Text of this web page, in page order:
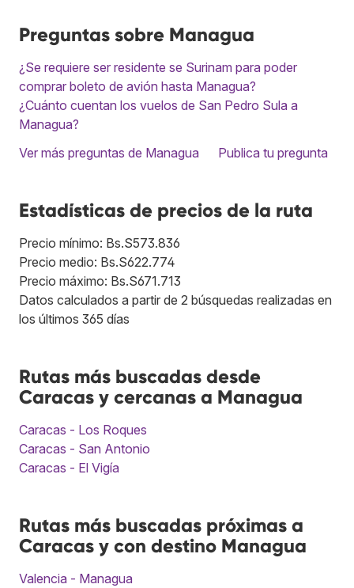
Preguntas sobre Managua
¿Se requiere ser residente se Surinam para poder
comprar boleto de avión hasta Managua?
¿Cuánto cuentan los vuelos de San Pedro Sula a
Managua?
Ver más preguntas de Managua
Publica tu pregunta
Estadísticas de precios de la ruta
Precio mínimo: Bs.S573.836
Precio medio: Bs.S622.774
Precio máximo: Bs.S671.713
Datos calculados a partir de 2 búsquedas realizadas en
los últimos 365 días
Rutas más buscadas desde
Caracas y cercanas a Managua
Caracas - Los Roques
Caracas - San Antonio
Caracas - El Vigía
Rutas más buscadas próximas a
Caracas y con destino Managua
Valencia - Managua